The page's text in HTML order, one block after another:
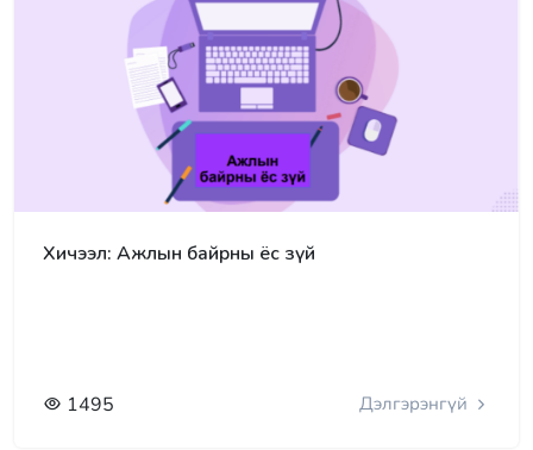
Хичээл: Ажлын байрны ёс зүй
1495 Дэлгэрэнгүй